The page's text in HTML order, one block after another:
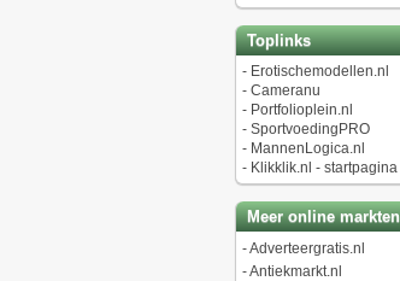
Toplinks
- Erotischemodellen.nl
- Cameranu
- Portfolioplein.nl
- SportvoedingPRO
- MannenLogica.nl
- Klikklik.nl - startpagina
Meer online markten
-Adverteergratis.nl
-Antiekmarkt.nl